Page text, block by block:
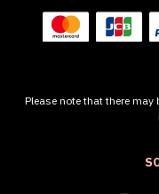
Please note that there